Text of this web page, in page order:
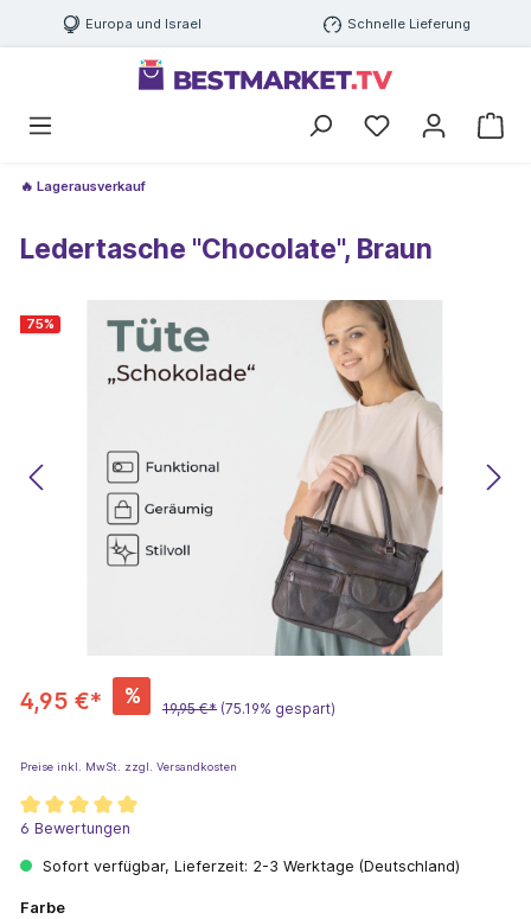
Europa und Israel Schnelle Lieferung
🔥 Lagerausverkauf
Ledertasche "Chocolate", Braun
75%
4,95 €* %
19,95 €* (75.19% gespart)
Preise inkl. MwSt. zzgl. Versandkosten
6 Bewertungen
Sofort verfügbar, Lieferzeit: 2-3 Werktage (Deutschland)
Farbe